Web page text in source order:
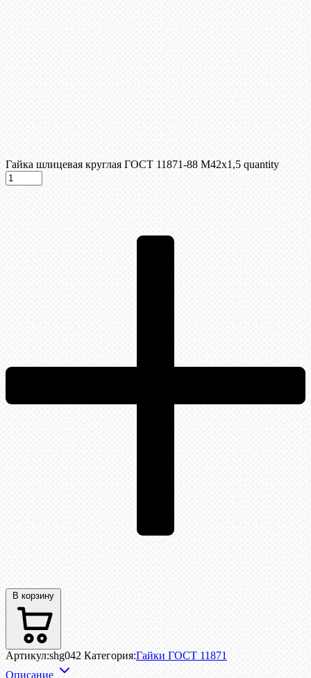
Гайка шлицевая круглая ГОСТ 11871-88 М42х1,5 quantity
В корзину
Артикул:shg042 Категория:Гайки ГОСТ 11871
Описание